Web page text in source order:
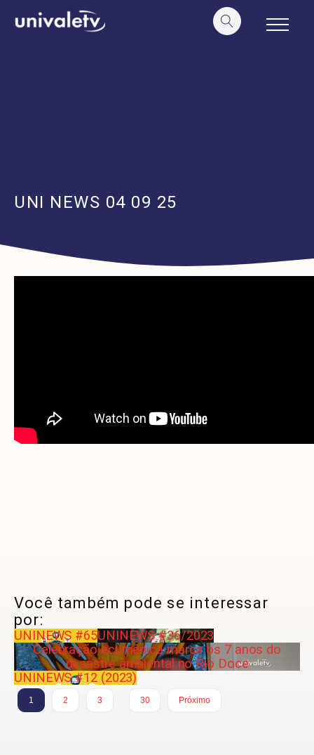
conteúdo
UNI NEWS 04 09 25
Você também pode se interessar
por:
UNINEWS #65UNINEWS #36/2023
Celebração ecumênica marca os 7 anos do
desastre ambiental no Rio Doce
UNINEWS #12 (2023)
1 2 3
30
Próximo